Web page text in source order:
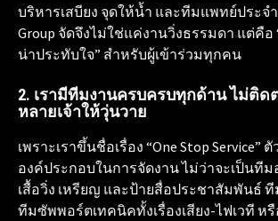
บริหารเสบียง จุดให้น้ำ และทีมแพทย์ประจ
Group จัดจึงไม่ใช่แค่งานวิ่งธรรมดา แต่คื
น่าประทับใจ” สำหรับผู้เข้าร่วมทุกคน
2. เรามีทีมงานครบครบทุกด้าน ไม่ติด
หลายเจ้าให้วุ่นวาย
เพราะเราขึ้นชื่อเรื่อง “One Stop Service”
องค์ประกอบในการจัดงาน ไม่ว่าจะเป็นที
เสื้อวิ่ง เหรียญ และป้ายสื่อประชาสัมพันธ์
ทีมซัพพอร์ตเทคนิคทั้งเรื่องเสียง-ไฟเวที ห